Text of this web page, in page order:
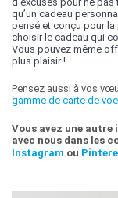
qu’un cadeau
pensé et conçu pour la
choisir le cadeau qui
Vous pouvez même
plus plaisir !
Pensez aussi à vos
gamme de carte de
Vous avez une autre
avec nous dans les
Instagram ou